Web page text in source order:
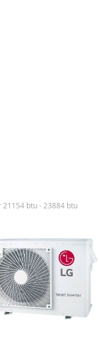
btu - 23884 btu